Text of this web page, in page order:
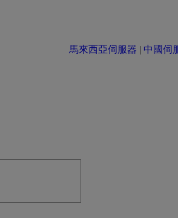
馬來西亞伺服器 | 中國伺